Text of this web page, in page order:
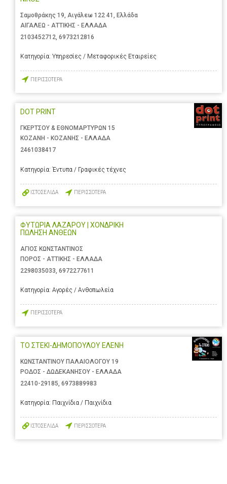
Σαμοθράκης 19, Αιγάλεω 122 41, Ελλάδα
ΑΙΓΑΛΕΩ - ΑΤΤΙΚΗΣ - ΕΛΛΑΔΑ
2103452712, 6973212816
Κατηγορία: Υπηρεσίες / Μεταφορικές Εταιρείες
ΠΕΡΙΣΣΟΤΕΡΑ
DOT PRINT
ΓΚΕΡΤΣΟΥ & ΕΘΝΟΜΑΡΤΥΡΩΝ 15
ΚΟΖΑΝΗ - ΚΟΖΑΝΗΣ - ΕΛΛΑΔΑ
2461038417
Κατηγορία: Έντυπα / Γραφικές τέχνες
ΙΣΤΟΣΕΛΙΔΑ ΠΕΡΙΣΣΟΤΕΡΑ
ΦΥΤΩΡΙΑ ΛΑΖΑΡΟΥ | ΧΟΝΔΡΙΚΗ
ΠΩΛΗΣΗ ΑΝΘΕΩΝ
ΑΓΙΟΣ ΚΩΝΣΤΑΝΤΙΝΟΣ
ΠΟΡΟΣ - ΑΤΤΙΚΗΣ - ΕΛΛΑΔΑ
2298035033 6972277611
Κατηγορία: Αγορές / Ανθοπωλεία
ΠΕΡΙΣΣΟΤΕΡΑ
ΤΟ ΣΤΕΚΙ-ΔΗΜΟΠΟΥΛΟΥ ΕΛΕΝΗ
ΚΩΝΣΤΑΝΤΙΝΟΥ ΠΑΛΑΙΟΛΟΓΟΥ 19
ΡΟΔΟΣ - ΔΩΔΕΚΑΝΗΣΟΥ - ΕΛΛΑΔΑ
22410-29185, 6973889983
Κατηγορία: Παιχνίδια / Παιχνίδια
ΙΣΤΟΣΕΛΙΔΑ ΠΕΡΙΣΣΟΤΕΡΑ